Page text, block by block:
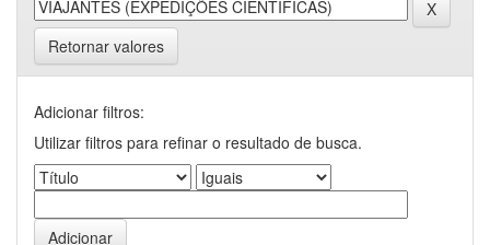
Retornar valores
Adicionar filtros:
Utilizar filtros para refinar o resultado de busca.